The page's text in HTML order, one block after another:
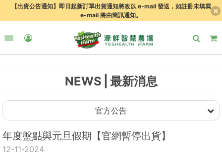
【出貨公告通知】即日起新訂單出貨通知將改以 e-mail 發送，如註冊未填寫
e-mail 將由簡訊通知。
NEWS 最新消息
官方公告
年度盤點與元旦假期【官網暫停出貨】
12-11-2024